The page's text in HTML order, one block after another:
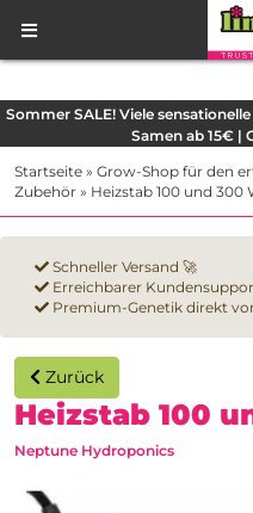
Sommer SALE! Viele
Samen ab 15€ |
Startseite » Grow-Shop für den
Zubehör » Heizstab 100 und 300
Schneller Versand 🚀
Erreichbarer
Premium-Genetik direkt
Zurück
Heizstab 100
Neptune Hydroponics